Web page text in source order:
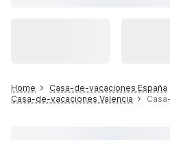
Home
Casa-de-vacaciones España
Casa-de-vacaciones Valencia